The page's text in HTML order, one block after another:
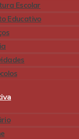
Escolar
Educativo